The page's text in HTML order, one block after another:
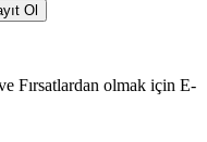
Ol
Fırsatlardan olmak için E-